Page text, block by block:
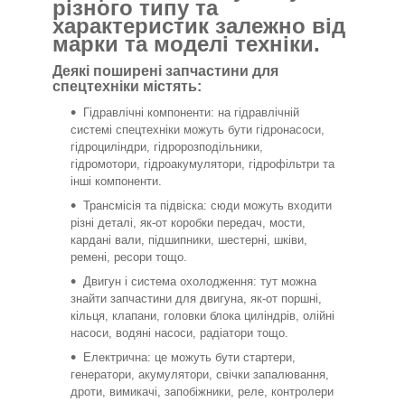
різного типу та
характеристик залежно від
марки та моделі техніки.
Деякі поширені запчастини для
спецтехніки містять:
Гідравлічні компоненти: на гідравлічній
системі спецтехніки можуть бути гідронасоси,
гідроциліндри, гідророзподільники,
гідромотори, гідроакумулятори, гідрофільтри та
інші компоненти.
Трансмісія та підвіска: сюди можуть входити
різні деталі, як-от коробки передач, мости,
кардані вали, підшипники, шестерні, шківи,
ремені, ресори тощо.
Двигун і система охолодження: тут можна
знайти запчастини для двигуна, як-от поршні,
кільця, клапани, головки блока циліндрів, олійні
насоси, водяні насоси, радіатори тощо.
Електрична: це можуть бути стартери,
генератори, акумулятори, свічки запалювання,
дроти, вимикачі, запобіжники, реле, контролери